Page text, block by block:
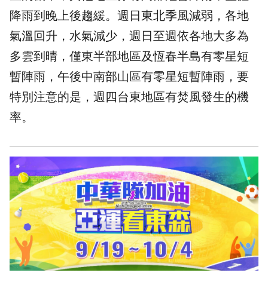
降雨到晚上後趨緩。週日東北季風減弱，各地
氣溫回升，水氣減少，週日至週依各地大多為
多雲到晴，僅東半部地區及恆春半島有零星短
暫陣雨，午後中南部山區有零星短暫陣雨，要
特別注意的是，週四台東地區有焚風發生的機
率。